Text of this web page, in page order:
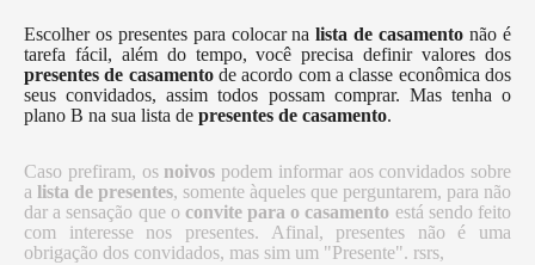
Escolher os presentes para colocar na lista de casamentonão é
tarefa fácil, além do tempo, você precisa definir valores dos
presentes de casamentode acordo com a classe econômica dos
seus convidados, assim todos possam comprar. Mas tenha o
plano B na sua lista de presentes de casamento.
Caso prefiram, os noivos podem informar aos convidados sobre
a lista de presentes, somente àqueles que perguntarem, para não
dar a sensação que o convite para o casamento está sendo feito
com interesse nos presentes. Afinal, presentes não é uma
obrigação dos convidados, mas sim um "Presente". rsrs,